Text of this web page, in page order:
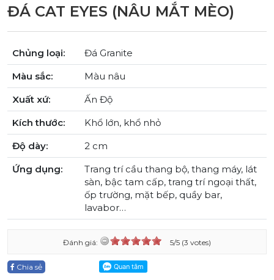
ĐÁ CAT EYES (NÂU MẮT MÈO)
Chủng loại:
Đá Granite
Màu sắc:
Màu nâu
Xuất xứ:
Ấn Độ
Kích thước:
Khổ lớn, khổ nhỏ
Độ dày:
2 cm
Ứng dụng:
Trang trí cầu thang bộ, thang máy, lát
sàn, bậc tam cấp, trang trí ngoại thất,
ốp trường, mặt bếp, quầy bar,
lavabor…
Đánh giá: 5/5 (3 votes)
Chia sẻ